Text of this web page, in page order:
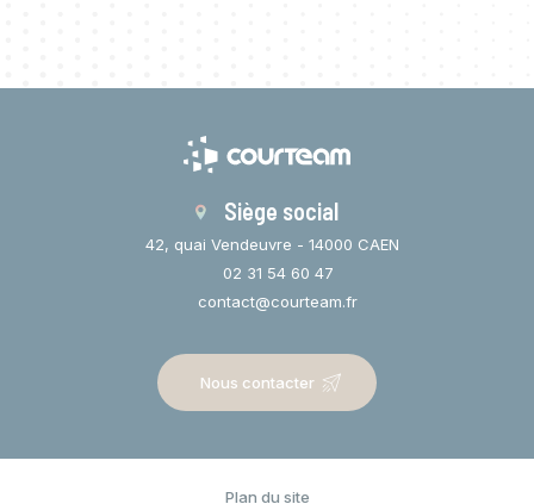
Siège social
42, quai Vendeuvre - 14000 CAEN
02 31 54 60 47
contact@courteam.fr
Nous contacter
Plan du site